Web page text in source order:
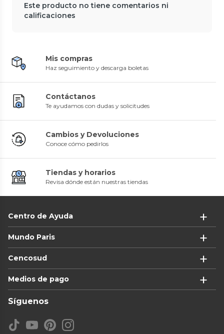
Este producto no tiene comentarios ni
calificaciones
Mis compras
Haz seguimiento y descarga boletas
Contáctanos
Te ayudamos con dudas y solicitudes
Cambios y Devoluciones
Conoce cómo pedirlos
Tiendas y horarios
Revisa dónde están nuestras tiendas
Centro de Ayuda
Mundo Paris
Cencosud
Medios de pago
Síguenos